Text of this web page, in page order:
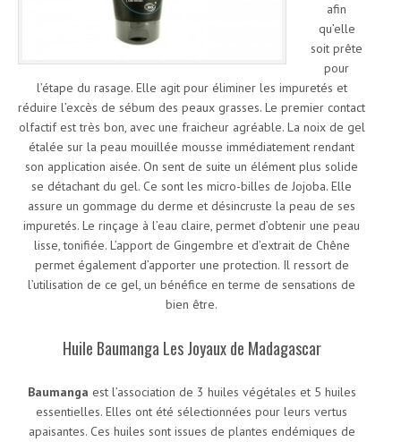
afin
qu’elle
soit prête
pour
l’étape du rasage. Elle agit pour éliminer les impuretés et
réduire l’excès de sébum des peaux grasses. Le premier contact
olfactif est très bon, avec une fraicheur agréable. La noix de gel
étalée sur la peau mouillée mousse immédiatement rendant
son application aisée. On sent de suite un élément plus solide
se détachant du gel. Ce sont les micro-billes de Jojoba. Elle
assure un gommage du derme et désincruste la peau de ses
impuretés. Le rinçage à l’eau claire, permet d’obtenir une peau
lisse, tonifiée. L’apport de Gingembre et d’extrait de Chêne
permet également d’apporter une protection. Il ressort de
l’utilisation de ce gel, un bénéfice en terme de sensations de
bien être.
Huile Baumanga Les Joyaux de Madagascar
Baumanga est l’association de 3 huiles végétales et 5 huiles
essentielles. Elles ont été sélectionnées pour leurs vertus
apaisantes. Ces huiles sont issues de plantes endémiques de